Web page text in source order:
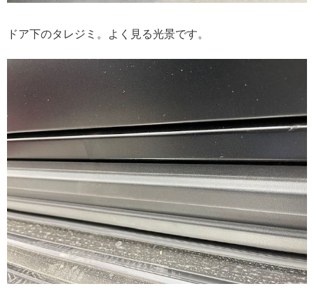
ドア下のタレジミ。よく見る光景です。